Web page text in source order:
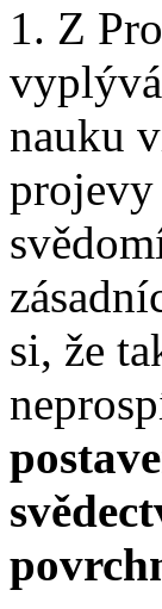
1. Z
nauku
si, že